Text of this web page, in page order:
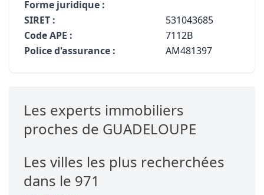
Forme juridique :
SIRET :
531043685
Code APE :
7112B
Police d'assurance :
AM481397
Les experts immobiliers
proches de GUADELOUPE
Les villes les plus recherchées
dans le 971